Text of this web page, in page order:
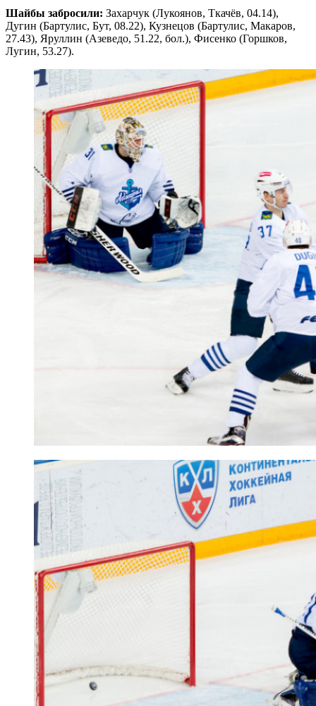
Шайбы забросили: Захарчук (Лукоянов, Ткачёв, 04.14),
Дугин (Бартулис, Бут, 08.22), Кузнецов (Бартулис, Макаров,
27.43), Яруллин (Азеведо, 51.22, бол.), Фисенко (Горшков,
Лугин, 53.27).